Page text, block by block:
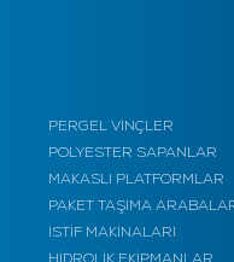
PERGEL VİNÇLER
POLYESTER SAPANLAR
MAKASLI PLATFORMLAR
PAKET TAŞIMA
İSTİF MAKİNALARI